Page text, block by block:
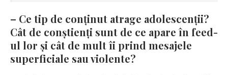
– Ce tip de conținut atrage adolescenții?
Cât de conștienți sunt de ce apare în feed-
ul lor și cât de mult îi prind mesajele
superficiale sau violente?